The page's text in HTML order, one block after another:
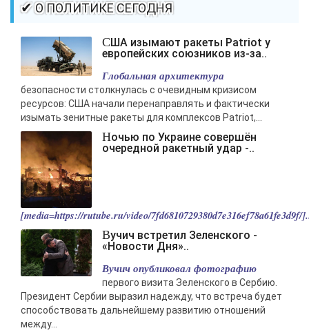
✔ О ПОЛИТИКЕ СЕГОДНЯ
США изымают ракеты Patriot у
европейских союзников из-за..
Глобальная архитектура
безопасности столкнулась с очевидным кризисом
ресурсов: США начали перенаправлять и фактически
изымать зенитные ракеты для комплексов Patriot,...
Ночью по Украине совершён
очередной ракетный удар -..
[media=https://rutube.ru/video/7fd6810729380d7e316ef78a61fe3d9f/
Вучич встретил Зеленского -
«Новости Дня»..
Вучич опубликовал фотографию
первого визита Зеленского в Сербию.
Президент Сербии выразил надежду, что встреча будет
способствовать дальнейшему развитию отношений
между...